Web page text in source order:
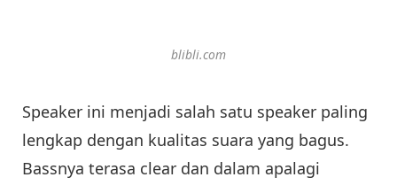
blibli.com
Speaker ini menjadi salah satu speaker paling
lengkap dengan kualitas suara yang bagus.
Bassnya terasa clear dan dalam apalagi